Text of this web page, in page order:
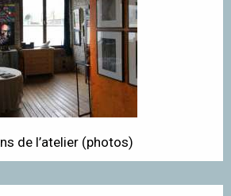
de l’atelier (photos)